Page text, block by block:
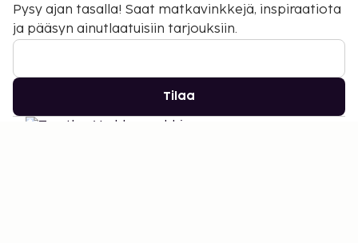
Pysy ajan tasalla! Saat matkavinkkejä, inspiraatiota
ja pääsyn ainutlaatuisiin tarjouksiin.
Tilaa